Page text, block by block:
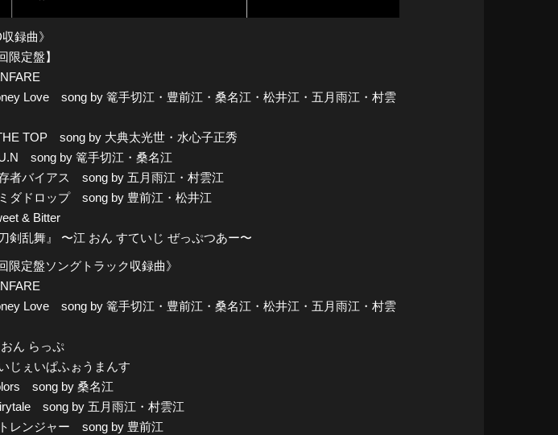
収録曲》
限定盤】
Love song by 篭手切江・豊前江・桑名江・松井江・五月雨江・村雲
TOP song by 大典太光世・水心子正秀
song by 篭手切江・桑名江
者バイアス song by 五月雨江・村雲江
ダドロップ song by 豊前江・松井江
& Bitter
剣乱舞』 〜江 おん すていじ ぜっぷつあー〜
限定盤ソングトラック収録曲》
Love song by 篭手切江・豊前江・桑名江・松井江・五月雨江・村雲
ん らっぷ
じぇいぱふぉうまんす
song by 桑名江
song by 五月雨江・村雲江
レンジャー song by 豊前江